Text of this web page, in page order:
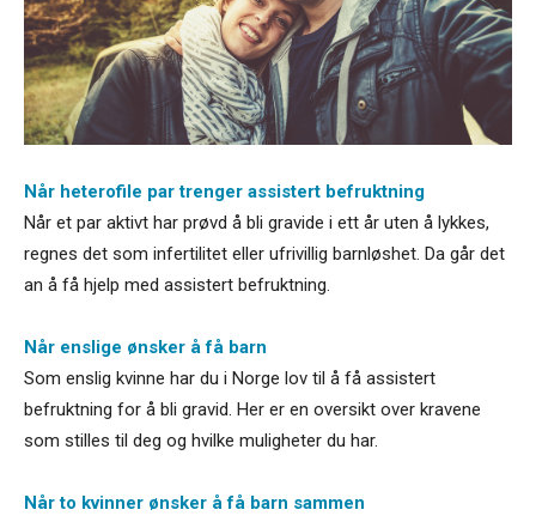
Når heterofile par trenger assistert befruktning
Når et par aktivt har prøvd å bli gravide i ett år uten å lykkes,
regnes det som infertilitet eller ufrivillig barnløshet. Da går det
an å få hjelp med assistert befruktning.
Når enslige ønsker å få barn
Som enslig kvinne har du i Norge lov til å få assistert
befruktning for å bli gravid. Her er en oversikt over kravene
som stilles til deg og hvilke muligheter du har.
Når to kvinner ønsker å få barn sammen